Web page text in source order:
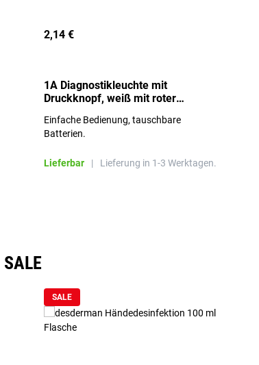
2,14 €
1A Diagnostikleuchte mit
Druckknopf, weiß mit roter
Einfache Bedienung, tauschbare
Batterien.
Lieferbar | Lieferung in 1-3 Werktagen.
SALE
SALE